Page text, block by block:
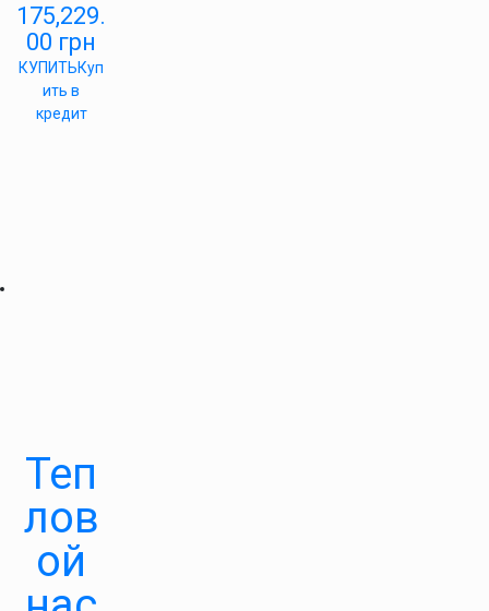
175,229.
00 грн
КУПИТЬКуп
ить в
кредит
Теп
лов
ой